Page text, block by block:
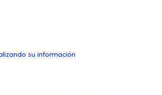
su información